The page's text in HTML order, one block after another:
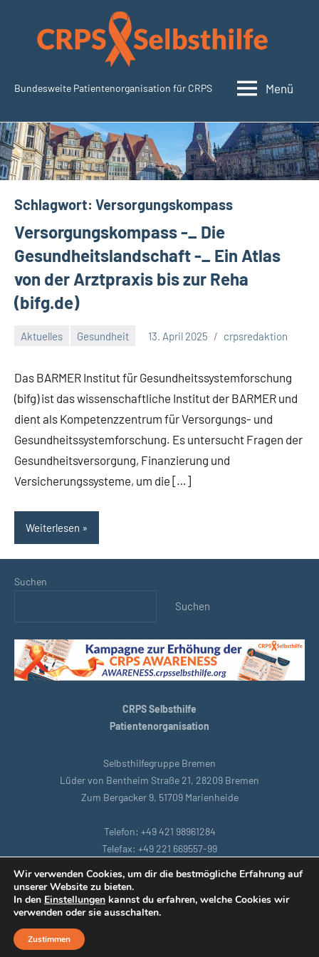
springen
SudeckSelbsthilfe.org
Bundesweite Patientenorganisation für CRPS Menü
Schlagwort: Versorgungskompass
Versorgungskompass -_ Die
Gesundheitslandschaft -_ Ein Atlas
von der Arztpraxis bis zur Reha
(bifg.de)
Aktuelles Gesundheit 13. April 2025 crpsredaktion
Das BARMER Institut für Gesundheitssystemforschung
(bifg) ist das wissenschaftliche Institut der BARMER und
dient als Kompetenzzentrum für Versorgungs- und
Gesundheitssystemforschung. Es untersucht Fragen der
Gesundheitsversorgung, Finanzierung und
Versicherungssysteme, um die […]
Weiterlesen
Suchen
Suchen
CRPS Selbsthilfe
Patientenorganisation
Selbsthilfegruppe Bremen
Lüder von Bentheim Straße 21, 28209 Bremen
Zum Bergacker 9, 51709 Marienheide
Telefon: +49 421 98961284
Telefax: +49 221 669557-99
Startseite|Köln |Datenschutzbestimmungen |Intranet|
Impressum|Remoteunterstützung
Wir verwenden Cookies, um dir die bestmögliche Erfahrung auf
unserer Website zu bieten.
In den Einstellungen kannst du erfahren, welche Cookies wir
verwenden oder sie ausschalten.
Zustimmen